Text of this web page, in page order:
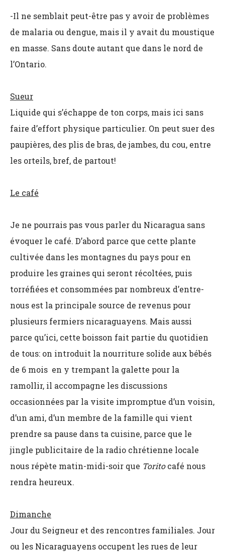
-Il ne semblait peut-être pas y avoir de problèmes
de malaria ou dengue, mais il y avait du moustique
en masse. Sans doute autant que dans le nord de
l’Ontario.
Sueur
Liquide qui s’échappe de ton corps, mais ici sans
faire d’effort physique particulier. On peut suer des
paupières, des plis de bras, de jambes, du cou, entre
les orteils, bref, de partout!
Le café
Je ne pourrais pas vous parler du Nicaragua sans
évoquer le café. D’abord parce que cette plante
cultivée dans les montagnes du pays pour en
produire les graines qui seront récoltées, puis
torréfiées et consommées par nombreux d’entre-
nous est la principale source de revenus pour
plusieurs fermiers nicaraguayens. Mais aussi
parce qu’ici, cette boisson fait partie du quotidien
de tous: on introduit la nourriture solide aux bébés
de 6 mois en y trempant la galette pour la
ramollir, il accompagne les discussions
occasionnées par la visite impromptue d’un voisin,
d’un ami, d’un membre de la famille qui vient
prendre sa pause dans ta cuisine, parce que le
jingle publicitaire de la radio chrétienne locale
nous répète matin-midi-soir que Toritocafé nous
rendra heureux.
Dimanche
Jour du Seigneur et des rencontres familiales. Jour
ou les Nicaraguayens occupent les rues de leur